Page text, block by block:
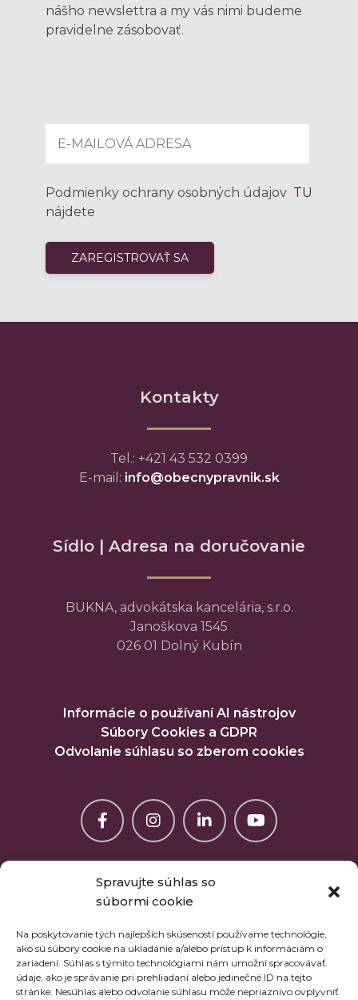
Spravujte súhlas so
súbormi cookie
Na poskytovanie tých najlepších skúseností používame technológie,
ako sú súbory cookie na ukladanie a/alebo prístup k informáciám o
zariadení. Súhlas s týmito technológiami nám umožní spracovávať
údaje, ako je správanie pri prehliadaní alebo jedinečné ID na tejto
stránke. Nesúhlas alebo odvolanie súhlasu môže nepriaznivo ovplyvniť
nášho newslettra a my vás nimi budeme
pravidelne zásobovať.
Podmienky ochrany osobných údajov
nájdete
TU
Kontakty
Tel.: +421 43 532 0399
E-mail: info@obecnypravnik.sk
Sídlo | Adresa na doručovanie
BUKNA, advokátska kancelária, s.r.o.
Janoškova 1545
026 01 Dolný Kubín
Informácie o používaní AI nástrojov
Súbory Cookies a GDPR
Odvolanie súhlasu so zberom cookies